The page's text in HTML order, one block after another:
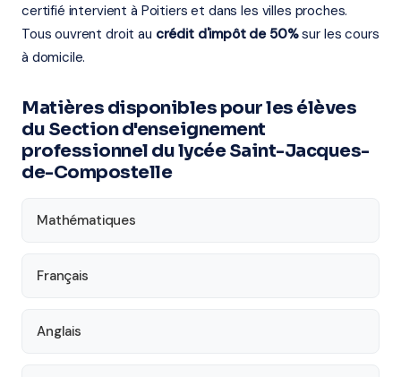
certifié intervient à Poitiers et dans les villes proches.
Tous ouvrent droit au crédit d'impôt de 50%sur les cours
à domicile.
Matières disponibles pour les élèves
du Section d'enseignement
professionnel du lycée Saint-Jacques-
de-Compostelle
Mathématiques
Français
Anglais